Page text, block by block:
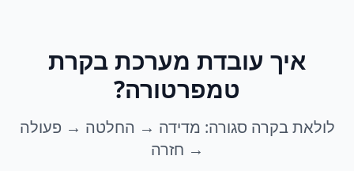
איך עובדת מערכת בקרת
טמפרטורה?
לולאת בקרה סגורה: מדידה → החלטה → פעולה
→ חזרה